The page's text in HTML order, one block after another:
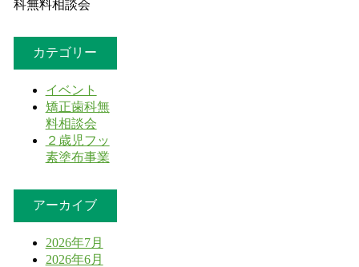
科無料相談会
カテゴリー
イベント
矯正歯科無
料相談会
２歳児フッ
素塗布事業
アーカイブ
2026年7月
2026年6月